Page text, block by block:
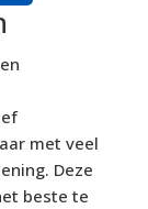
met veel
Deze
beste te